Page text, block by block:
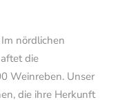
nördlichen
die
Weinreben. Unser
die ihre Herkunft